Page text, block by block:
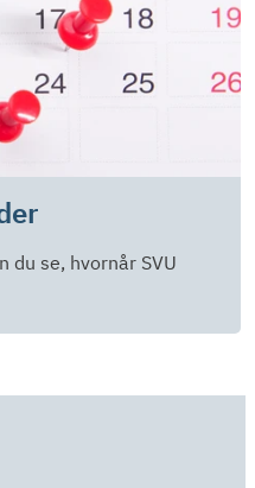
du se, hvornår SVU